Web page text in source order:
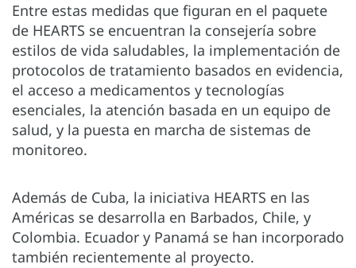
Entre estas medidas que figuran en el paquete
de HEARTS se encuentran la consejería sobre
estilos de vida saludables, la implementación de
protocolos de tratamiento basados en evidencia,
el acceso a medicamentos y tecnologías
esenciales, la atención basada en un equipo de
salud, y la puesta en marcha de sistemas de
monitoreo.
Además de Cuba, la iniciativa HEARTS en las
Américas se desarrolla en Barbados, Chile, y
Colombia. Ecuador y Panamá se han incorporado
también recientemente al proyecto.